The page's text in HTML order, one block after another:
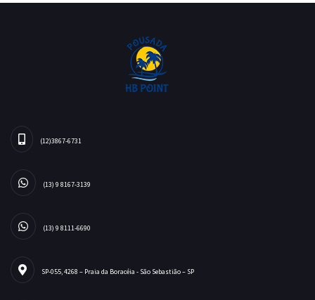
(12)3867-6731
(13) 9 8167-3139
(13) 9 8111-6690
SP-055, 4268 – Praia da Boracéia - São Sebastião – SP